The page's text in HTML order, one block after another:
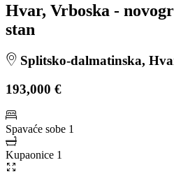
Hvar, Vrboska -
stan
Splitsko-dalmatinska,
193,000 €
Spavaće sobe 1
Kupaonice 1